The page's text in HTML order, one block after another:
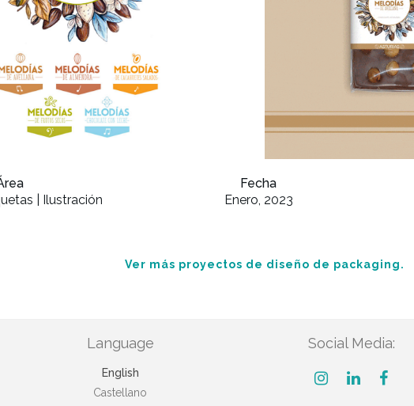
| Ilustración
Fecha
Enero, 2023
Ver más proyectos de diseño de packaging.
Language
English
Castellano
Social Media: